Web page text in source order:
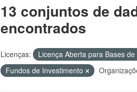
13 conjuntos de
encontrados
Licenças: Licença Aberta para Bases
Fundos de Investimento